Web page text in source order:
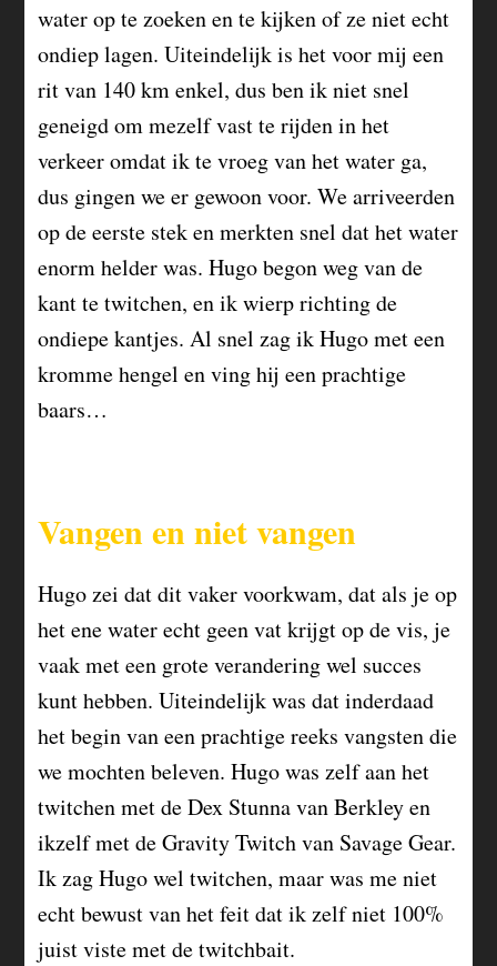
water op te zoeken en te kijken of ze niet echt
ondiep lagen. Uiteindelijk is het voor mij een
rit van 140 km enkel, dus ben ik niet snel
geneigd om mezelf vast te rijden in het
verkeer omdat ik te vroeg van het water ga,
dus gingen we er gewoon voor. We arriveerden
op de eerste stek en merkten snel dat het water
enorm helder was. Hugo begon weg van de
kant te twitchen, en ik wierp richting de
ondiepe kantjes. Al snel zag ik Hugo met een
kromme hengel en ving hij een prachtige
baars…
Vangen en niet vangen
Hugo zei dat dit vaker voorkwam, dat als je op
het ene water echt geen vat krijgt op de vis, je
vaak met een grote verandering wel succes
kunt hebben. Uiteindelijk was dat inderdaad
het begin van een prachtige reeks vangsten die
we mochten beleven. Hugo was zelf aan het
twitchen met de Dex Stunna van Berkley en
ikzelf met de Gravity Twitch van Savage Gear.
Ik zag Hugo wel twitchen, maar was me niet
echt bewust van het feit dat ik zelf niet 100%
juist viste met de twitchbait.